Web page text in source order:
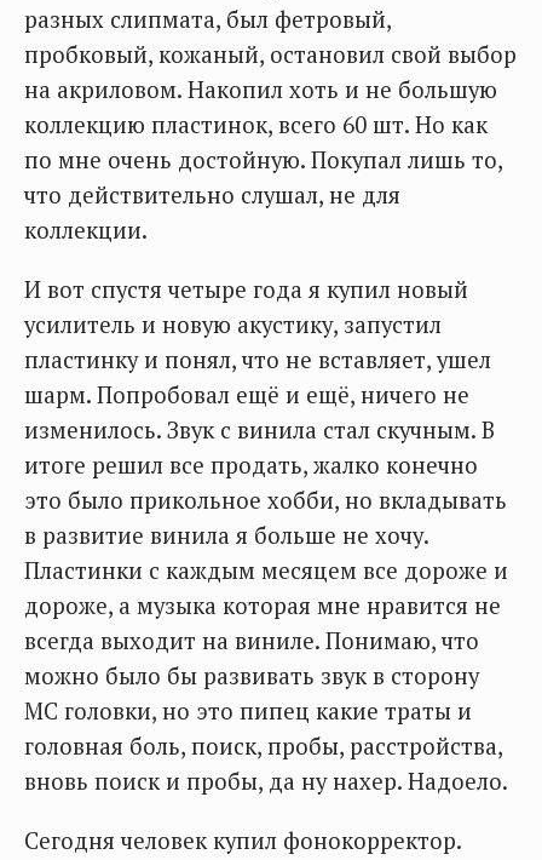
разных слипмата, был фетровый,
пробковый, кожаный, остановил свой выбор
на акриловом. Накопил хоть и не большую
коллекцию пластинок, всего 60 шт. Но как
по мне очень достойную. Покупал лишь то,
что действительно слушал, не для
коллекции.
И вот спустя четыре года я купил новый
усилитель и новую акустику, запустил
пластинку и понял, что не вставляет, ушел
шарм. Попробовал ещё и ещё, ничего не
изменилось. Звук с винила стал скучным. В
итоге решил все продать, жалко конечно
это было прикольное хобби, но вкладывать
в развитие винила я больше не хочу.
Пластинки с каждым месяцем все дороже и
дороже, а музыка которая мне нравится не
всегда выходит на виниле. Понимаю, что
можно было бы развивать звук в сторону
МС головки, но это пипец какие траты и
головная боль, поиск, пробы, расстройства,
вновь поиск и пробы, да ну нахер. Надоело.
Сегодня человек купил фонокорректор.